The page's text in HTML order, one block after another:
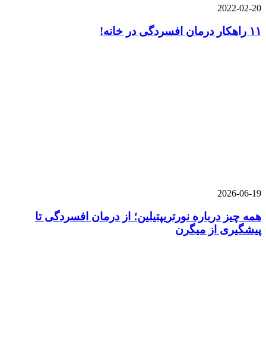
2022-02-20
۱۱ راهکار درمان افسردگی در خانه!
2026-06-19
همه چیز درباره نورتریپتیلین؛ از درمان افسردگی تا
پیشگیری از میگرن